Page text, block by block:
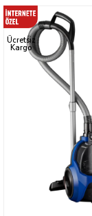
Ücretsiz
Kargo